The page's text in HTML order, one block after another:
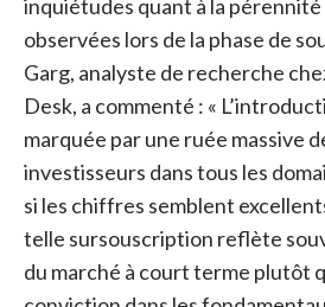
inquiétudes quant à la pérennité
observées lors de la phase de
Garg, analyste de recherche
Desk, a commenté : «
marquée par une ruée massive
investisseurs dans tous les
si les chiffres semblent
telle sursouscription reflète
du marché à court terme plutôt